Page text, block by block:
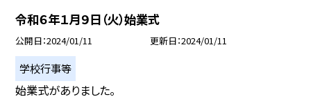
令和６年１月９日（火）始業式
公開日 2024/01/11 更新日 2024/01/11
学校行事等
始業式がありました。